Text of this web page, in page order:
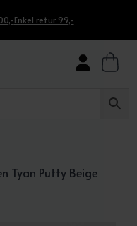
Enkel retur 99,-
Tyan Putty Beige